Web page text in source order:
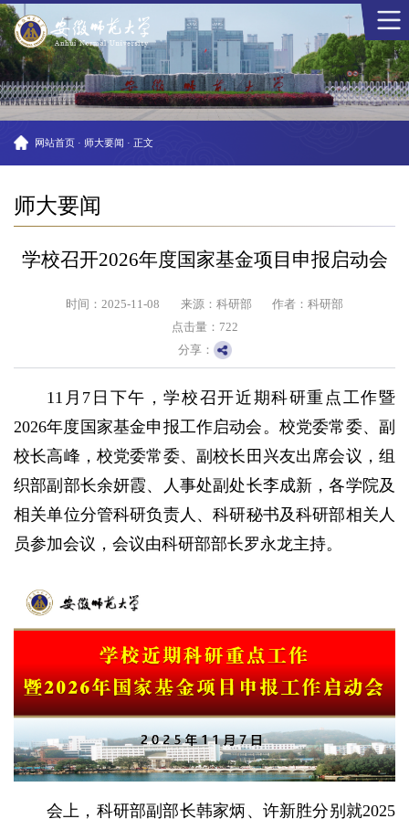
网站首页 · 师大要闻 · 正文
师大要闻
学校召开2026年度国家基金项目申报启动会
时间：2025-11-08 来源：科研部
作者：科研部
点击量： 722
分享：
11月7日下午，学校召开近期科研重点工作暨
2026年度国家基金申报工作启动会。校党委常委、副
校长高峰，校党委常委、副校长田兴友出席会议，组
织部副部长余妍霞、人事处副处长李成新，各学院及
相关单位分管科研负责人、科研秘书及科研部相关人
员参加会议，会议由科研部部长罗永龙主持。
会上，科研部副部长韩家炳、许新胜分别就2025